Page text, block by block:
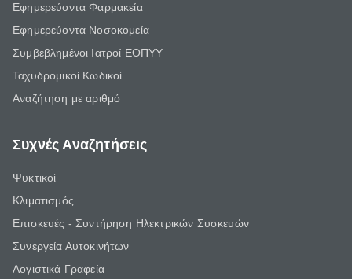
Εφημερεύοντα Φαρμακεία
Εφημερεύοντα Νοσοκομεία
Συμβεβλημένοι Ιατροί ΕΟΠΥΥ
Ταχυδρομικοί Κωδικοί
Αναζήτηση με αριθμό
Συχνές Αναζητήσεις
Ψυκτικοί
Κλιματισμός
Επισκευές - Συντήρηση Ηλεκτρικών Συσκευών
Συνεργεία Αυτοκινήτων
Λογιστικά Γραφεία